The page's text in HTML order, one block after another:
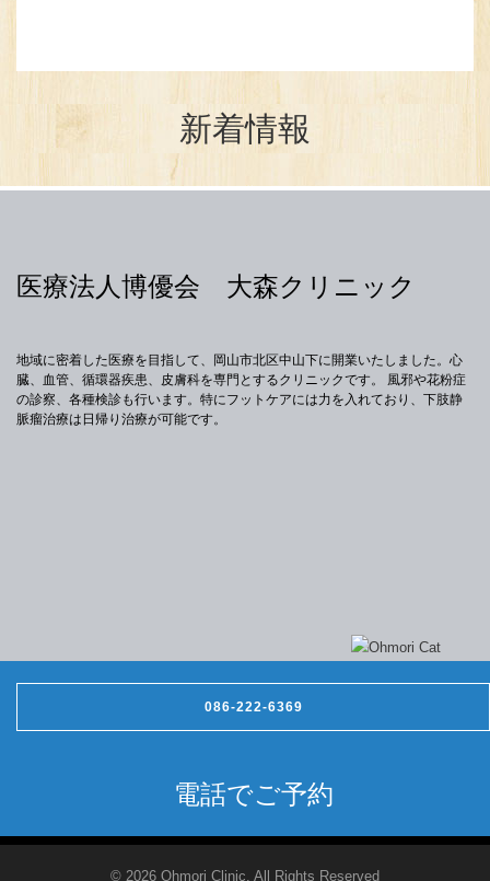
新着情報
医療法人博優会 大森クリニック
地域に密着した医療を目指して、岡山市北区中山下に開業いたしました。心
臓、血管、循環器疾患、皮膚科を専門とするクリニックです。 風邪や花粉症
の診察、各種検診も行います。特にフットケアには力を入れており、下肢静
脈瘤治療は日帰り治療が可能です。
086-222-6369
電話でご予約
© 2026 Ohmori Clinic. All Rights Reserved